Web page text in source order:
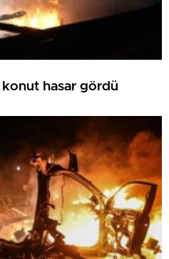
konut hasar gördü